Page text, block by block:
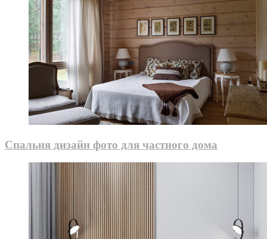
Спальня дизайн фото для частного дома